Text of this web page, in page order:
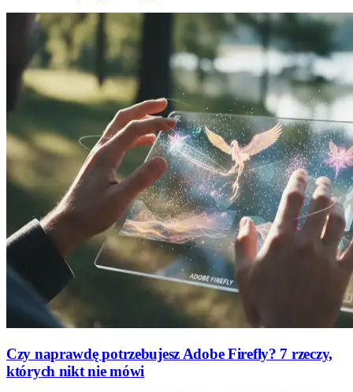
Czy naprawdę potrzebujesz Adobe Firefly? 7 rzeczy,
których nikt nie mówi